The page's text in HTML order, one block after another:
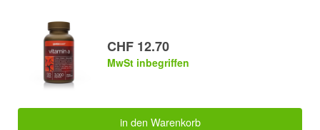
CHF 12.70
MwSt inbegriffen
in den Warenkorb